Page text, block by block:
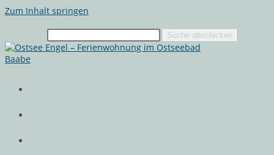
Zum Inhalt springen
Suche abschicken